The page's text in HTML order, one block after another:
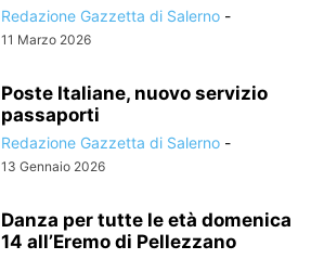
Redazione Gazzetta di Salerno -
11 Marzo 2026
Poste Italiane, nuovo servizio
passaporti
Redazione Gazzetta di Salerno -
13 Gennaio 2026
Danza per tutte le età domenica
14 all’Eremo di Pellezzano